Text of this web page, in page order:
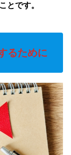
とです。
るために